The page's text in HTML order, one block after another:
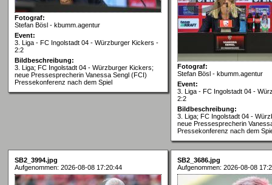
Fotograf:
Stefan Bösl - kbumm.agentur
Event:
3. Liga - FC Ingolstadt 04 - Würzburger Kickers -
2:2
Bildbeschreibung:
3. Liga; FC Ingolstadt 04 - Würzburger Kickers;
neue Pressesprecherin Vanessa Sengl (FCI)
Pressekonferenz nach dem Spiel
Fotograf:
Stefan Bösl - kbumm.agentur
Event:
3. Liga - FC Ingolstadt 04 -
2:2
Bildbeschreibung:
3. Liga; FC Ingolstadt 04 -
neue Pressesprecherin
Pressekonferenz nach dem
SB2_3994.jpg
Aufgenommen: 2026-08-08 17:20:44
SB2_3686.jpg
Aufgenommen: 2026-08-08